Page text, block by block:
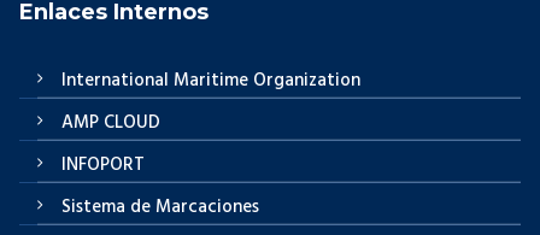
Enlaces Internos
International Maritime Organization
AMP CLOUD
INFOPORT
Sistema de Marcaciones